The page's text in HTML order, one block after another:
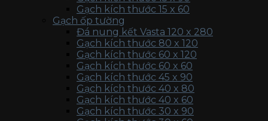
Gạch kích thước 15 x 60
Gạch ốp tường
Đá nung kết Vasta 120 x 280
Gạch kích thước 80 x 120
Gạch kích thước 60 x 120
Gạch kích thước 60 x 60
Gạch kích thước 45 x 90
Gạch kích thước 40 x 80
Gạch kích thước 40 x 60
Gạch kích thước 30 x 90